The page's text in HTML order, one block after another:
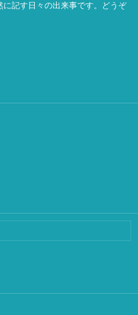
記す日々の出来事です。どうぞ